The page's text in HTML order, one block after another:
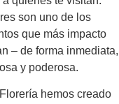
son uno de los
que más impacto
– de forma inmediata,
y poderosa.
hemos creado